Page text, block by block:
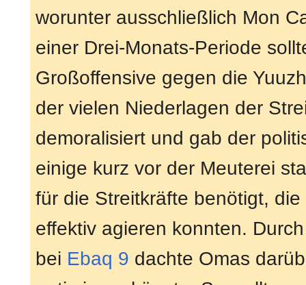
worunter ausschließlich Mon
einer Drei-Monats-Periode
Großoffensive gegen die
der vielen Niederlagen der
demoralisiert und gab der
einige kurz vor der Meuterei
für die Streitkräfte benötigt,
effektiv agieren konnten.
bei Ebaq 9 dachte Omas